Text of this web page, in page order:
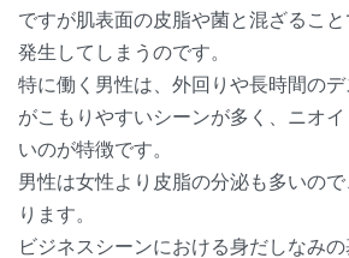
ですが肌表面の皮脂や菌と混ざるこ
発生してしまうのです。
特に働く男性は、外回りや長時間の
がこもりやすいシーンが多く、ニオ
いのが特徴です。
男性は女性より皮脂の分泌も多いの
ります。
ビジネスシーンにおける身だしなみの